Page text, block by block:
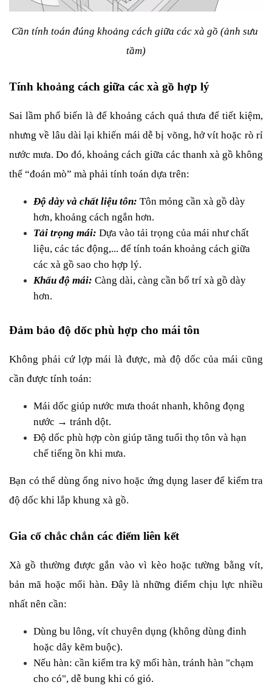
Cần tính toán đúng khoảng cách giữa các xà gồ (ảnh sưu
tầm)
Tính khoảng cách giữa các xà gồ hợp lý
Sai lầm phổ biến là để khoảng cách quá thưa để tiết kiệm,
nhưng về lâu dài lại khiến mái dễ bị võng, hở vít hoặc rò rỉ
nước mưa. Do đó, khoảng cách giữa các thanh xà gồ không
thể “đoán mò” mà phải tính toán dựa trên:
Độ dày và chất liệu tôn: Tôn mỏng cần xà gồ dày
hơn, khoảng cách ngắn hơn.
Tải trọng mái: Dựa vào tải trọng của mái như chất
liệu, các tác động,... để tính toán khoảng cách giữa
các xà gồ sao cho hợp lý.
Khẩu độ mái: Càng dài, càng cần bố trí xà gồ dày
hơn.
Đảm bảo độ dốc phù hợp cho mái tôn
Không phải cứ lợp mái là được, mà độ dốc của mái cũng
cần được tính toán:
Mái dốc giúp nước mưa thoát nhanh, không đọng
nước → tránh dột.
Độ dốc phù hợp còn giúp tăng tuổi thọ tôn và hạn
chế tiếng ồn khi mưa.
Bạn có thể dùng ống nivo hoặc ứng dụng laser để kiểm tra
độ dốc khi lắp khung xà gồ.
Gia cố chắc chắn các điểm liên kết
Xà gồ thường được gắn vào vì kèo hoặc tường bằng vít,
bản mã hoặc mối hàn. Đây là những điểm chịu lực nhiều
nhất nên cần:
Dùng bu lông, vít chuyên dụng (không dùng đinh
hoặc dây kẽm buộc).
Nếu hàn: cần kiểm tra kỹ mối hàn, tránh hàn "chạm
cho có", dễ bung khi có gió.